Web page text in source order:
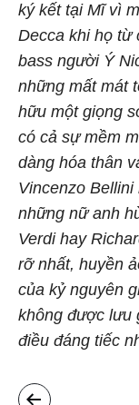
ký kết tại Mĩ vì
Decca khi họ từ
bass người Ý
những mất mát
hữu một giọng
có cả sự mềm
dàng hóa thân
Vincenzo
những nữ anh
Verdi hay
rỡ nhất, huyền
của kỷ nguyên
không được lưu
điều đáng tiếc